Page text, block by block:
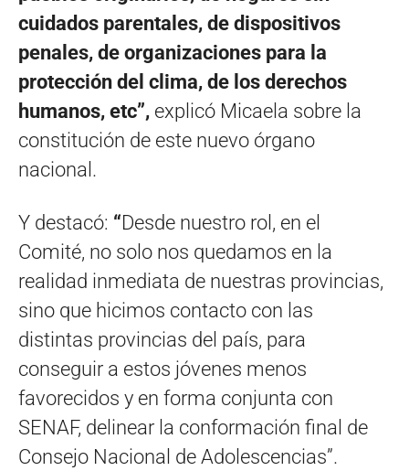
cuidados parentales, de dispositivos
penales, de organizaciones para la
protección del clima, de los derechos
humanos, etc”, explicó Micaela sobre la
constitución de este nuevo órgano
nacional.
Y destacó: “Desde nuestro rol, en el
Comité, no solo nos quedamos en la
realidad inmediata de nuestras provincias,
sino que hicimos contacto con las
distintas provincias del país, para
conseguir a estos jóvenes menos
favorecidos y en forma conjunta con
SENAF, delinear la conformación final de
Consejo Nacional de Adolescencias”.